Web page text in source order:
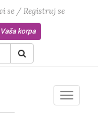
se / Registruj se
Vaša korpa
Toggle